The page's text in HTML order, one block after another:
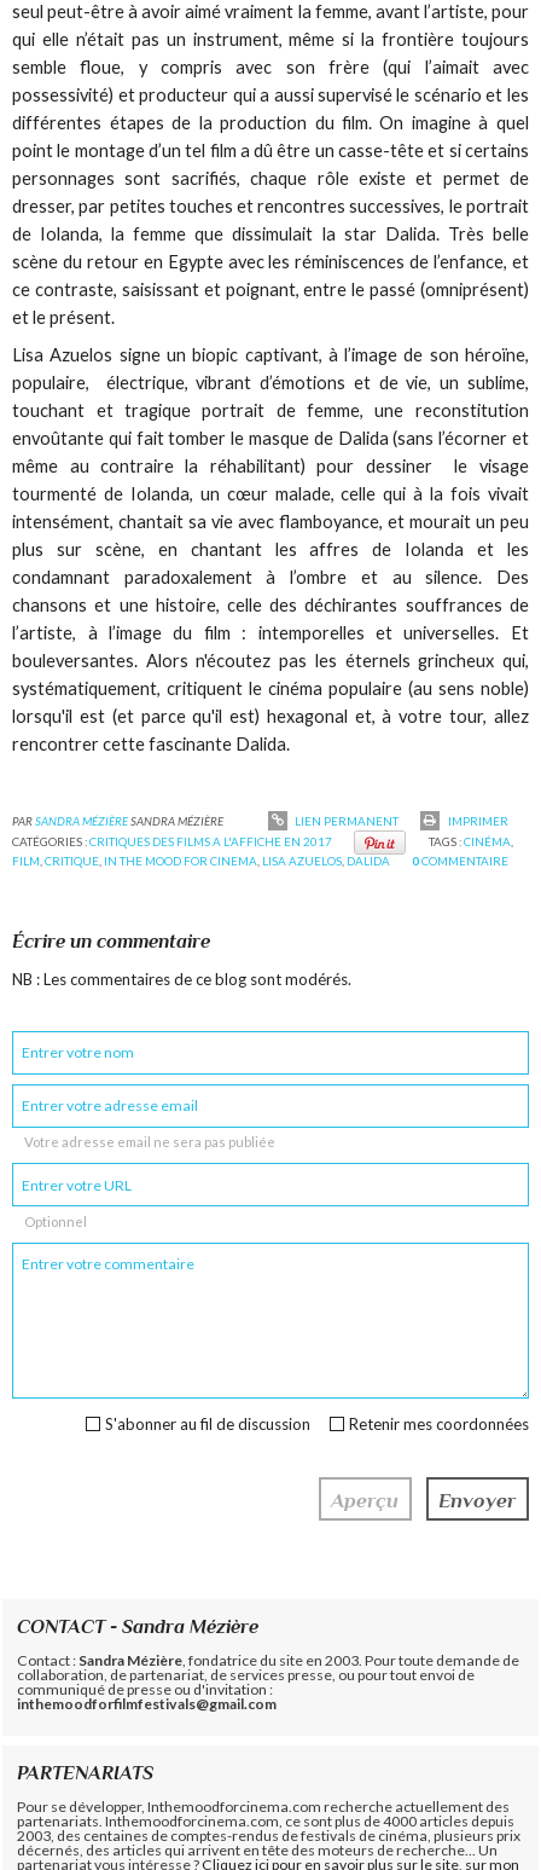
seul peut-être à avoir aimé vraiment la femme, avant l’artiste, pour
qui elle n’était pas un instrument, même si la frontière toujours
semble floue, y compris avec son frère (qui l’aimait avec
possessivité) et producteur qui a aussi supervisé le scénario et les
différentes étapes de la production du film. On imagine à quel
point le montage d’un tel film a dû être un casse-tête et si certains
personnages sont sacrifiés, chaque rôle existe et permet de
dresser, par petites touches et rencontres successives, le portrait
de Iolanda, la femme que dissimulait la star Dalida. Très belle
scène du retour en Egypte avec les réminiscences de l’enfance, et
ce contraste, saisissant et poignant, entre le passé (omniprésent)
et le présent.
Lisa Azuelos signe un biopic captivant, à l’image de son héroïne,
populaire, électrique, vibrant d’émotions et de vie, un sublime,
touchant et tragique portrait de femme, une reconstitution
envoûtante qui fait tomber le masque de Dalida (sans l’écorner et
même au contraire la réhabilitant) pour dessiner le visage
tourmenté de Iolanda, un cœur malade, celle qui à la fois vivait
intensément, chantait sa vie avec flamboyance, et mourait un peu
plus sur scène, en chantant les affres de Iolanda et les
condamnant paradoxalement à l’ombre et au silence. Des
chansons et une histoire, celle des déchirantes souffrances de
l’artiste, à l’image du film : intemporelles et universelles. Et
bouleversantes. Alors n'écoutez pas les éternels grincheux qui,
systématiquement, critiquent le cinéma populaire (au sens noble)
lorsqu'il est (et parce qu'il est) hexagonal et, à votre tour, allez
rencontrer cette fascinante Dalida.
PARSANDRA MÉZIÈRESANDRA MÉZIÈRE LIEN PERMANENT
IMPRIMER
CATÉGORIES :CRITIQUES DES FILMS A L'AFFICHE EN 2017 TAGS :CINÉMA
FILM ,CRITIQUE IN THE MOOD FOR CINEMA LISA AZUELOS DALIDA 0COMMENTAIRE
Écrire un commentaire
NB : Les commentaires de ce blog sont modérés.
Votre adresse email ne sera pas publiée
Optionnel
Retenir mes coordonnées
S'abonner au fil de discussion
CONTACT - Sandra Mézière
Contact : Sandra Mézière , fondatrice du site en 2003. Pour toute demande de
collaboration, de partenariat, de services presse, ou pour tout envoi de
communiqué de presse ou d'invitation :
inthemoodforfilmfestivals@gmail.com
PARTENARIATS
Pour se développer, Inthemoodforcinema.com recherche actuellement des
partenariats. Inthemoodforcinema.com, ce sont plus de 4000 articles depuis
2003, des centaines de comptes-rendus de festivals de cinéma, plusieurs prix
décernés, des articles qui arrivent en tête des moteurs de recherche... Un
partenariat vous intéresse ?Cliquez ici pour en savoir plus sur le site, sur mon